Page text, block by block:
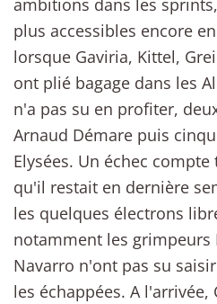
ambitions dans les
plus accessibles encore
lorsque Gaviria, Kittel,
ont plié bagage dans les
n'a pas su en profiter,
Arnaud Démare puis
Elysées. Un échec
qu'il restait en dernière
les quelques électrons
notamment les grimpeurs
Navarro n'ont pas su
les échappées. A l'arrivée,